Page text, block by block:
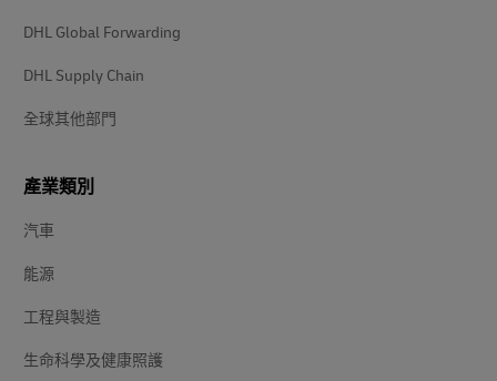
DHL Global Forwarding
DHL Supply Chain
全球其他部門
產業類別
汽車
能源
工程與製造
生命科學及健康照護